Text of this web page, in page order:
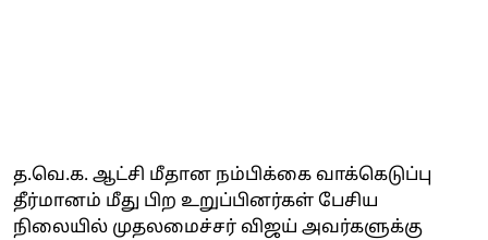
த.வெ.க. ஆட்சி மீதான நம்பிக்கை வாக்கெடுப்பு
தீர்மானம் மீது பிற உறுப்பினர்கள் பேசிய
நிலையில் முதலமைச்சர் விஜய் அவர்களுக்கு